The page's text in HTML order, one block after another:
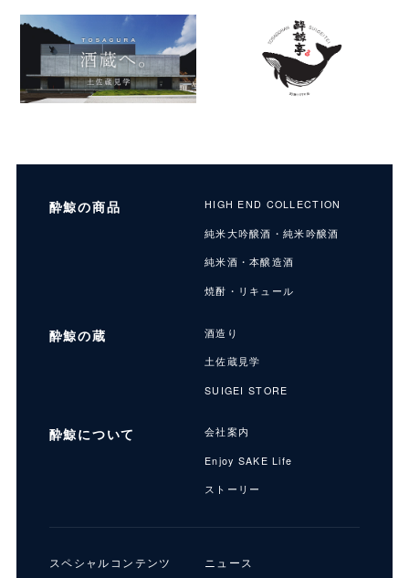
酔鯨の商品 HIGH END COLLECTION
純米大吟醸酒・純米吟醸酒
純米酒・本醸造酒
焼酎・リキュール
酔鯨の蔵 酒造り
土佐蔵見学
SUIGEI STORE
酔鯨について 会社案内
Enjoy SAKE Life
ストーリー
ニュース
スペシャルコンテンツ